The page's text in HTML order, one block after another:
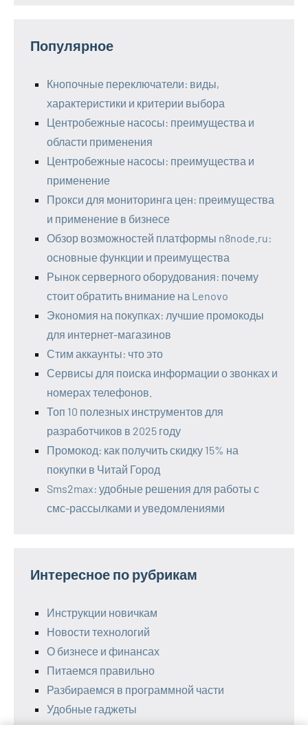
Популярное
Кнопочные переключатели: виды,
характеристики и критерии выбора
Центробежные насосы: преимущества и
области применения
Центробежные насосы: преимущества и
применение
Прокси для мониторинга цен: преимущества
и применение в бизнесе
Обзор возможностей платформы n8node.ru:
основные функции и преимущества
Рынок серверного оборудования: почему
стоит обратить внимание на Lenovo
Экономия на покупках: лучшие промокоды
для интернет-магазинов
Стим аккаунты: что это
Сервисы для поиска информации о звонках и
номерах телефонов.
Топ 10 полезных инструментов для
разработчиков в 2025 году
Промокод: как получить скидку 15% на
покупки в Читай Город
Sms2max: удобные решения для работы с
смс-рассылками и уведомлениями
Интересное по рубрикам
Инструкции новичкам
Новости технологий
О бизнесе и финансах
Питаемся правильно
Разбираемся в программной части
Удобные гаджеты